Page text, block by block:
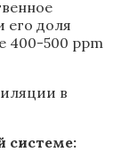
его доля
400-500 ppm
системе: